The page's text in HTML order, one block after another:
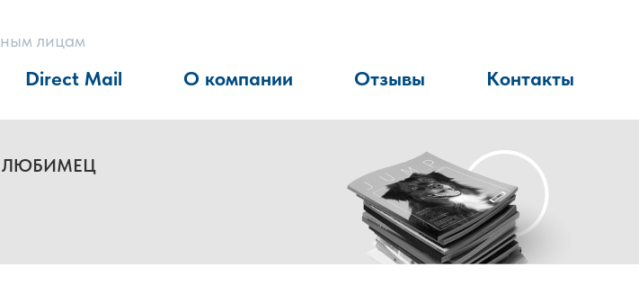
лицам
Direct Mail О компании Отзывы Контакты